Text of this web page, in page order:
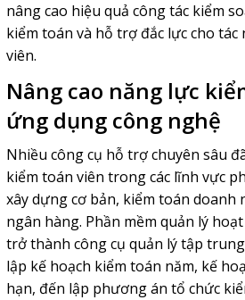
nâng cao hiệu quả công tác kiểm
kiểm toán và hỗ trợ đắc lực cho
viên.
Nâng cao năng lực
ứng dụng công nghệ
Nhiều công cụ hỗ trợ chuyên sâu
kiểm toán viên trong các lĩnh vực
xây dựng cơ bản, kiểm toán doanh
ngân hàng. Phần mềm quản lý
trở thành công cụ quản lý tập
lập kế hoạch kiểm toán năm, kế
hạn, đến lập phương án tổ chức